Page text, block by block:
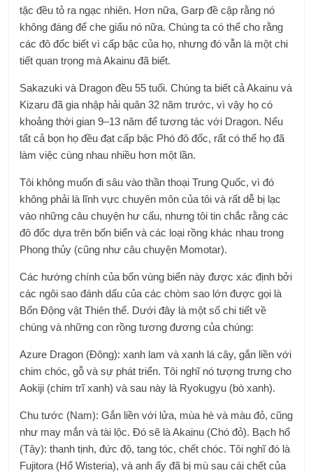
tặc đều tỏ ra ngạc nhiên. Hơn nữa, Garp đề cập rằng nó
không đáng để che giấu nó nữa. Chúng ta có thể cho rằng
các đô đốc biết vì cấp bậc của họ, nhưng đó vẫn là một chi
tiết quan trọng mà Akainu đã biết.
Sakazuki và Dragon đều 55 tuổi. Chúng ta biết cả Akainu và
Kizaru đã gia nhập hải quân 32 năm trước, vì vậy họ có
khoảng thời gian 9–13 năm để tương tác với Dragon. Nếu
tất cả bọn họ đều đạt cấp bậc Phó đô đốc, rất có thể họ đã
làm việc cùng nhau nhiều hơn một lần.
Tôi không muốn đi sâu vào thần thoại Trung Quốc, vì đó
không phải là lĩnh vực chuyên môn của tôi và rất dễ bị lạc
vào những câu chuyện hư cấu, nhưng tôi tin chắc rằng các
đô đốc dựa trên bốn biển và các loại rồng khác nhau trong
Phong thủy (cũng như câu chuyện Momotar).
Các hướng chính của bốn vùng biển này được xác định bởi
các ngôi sao đánh dấu của các chòm sao lớn được gọi là
Bốn Động vật Thiên thể. Dưới đây là một số chi tiết về
chúng và những con rồng tương đương của chúng:
Azure Dragon (Đông): xanh lam và xanh lá cây, gắn liền với
chim chóc, gỗ và sự phát triển. Tôi nghĩ nó tượng trưng cho
Aokiji (chim trĩ xanh) và sau này là Ryokugyu (bò xanh).
Chu tước (Nam): Gắn liền với lửa, mùa hè và màu đỏ, cũng
như may mắn và tài lộc. Đó sẽ là Akainu (Chó đỏ). Bạch hổ
(Tây): thanh tịnh, đức độ, tang tóc, chết chóc. Tôi nghĩ đó là
Fujitora (Hổ Wisteria), và anh ấy đã bị mù sau cái chết của